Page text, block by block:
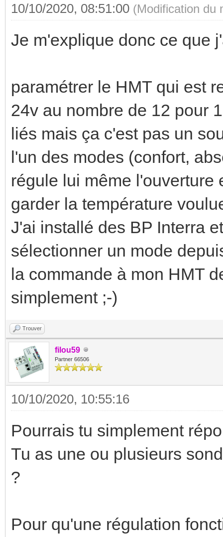
10/10/2020, 08:51:00 (Modification du
Je m'explique donc ce que
paramétrer le HMT qui est
24v au nombre de 12 pour
liés mais ça c'est pas un
l'un des modes (confort,
régule lui même l'ouverture
garder la température
J'ai installé des BP Interra
sélectionner un mode
la commande à mon HMT
simplement ;-)
Trouver
filou59
Partner 66506
10/10/2020, 10:55:16
Pourrais tu simplement
Tu as une ou plusieurs
?
Pour qu'une régulation